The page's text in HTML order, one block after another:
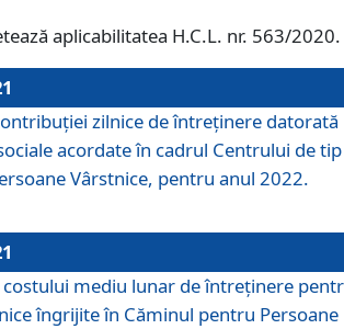
aplicabilitatea H.C.L. nr. 563/2020.
zilnice de întreținere datorată
acordate în cadrul Centrului de tip
Vârstnice, pentru anul 2022.
mediu lunar de întreţinere
îngrijite în Căminul pentru Persoane